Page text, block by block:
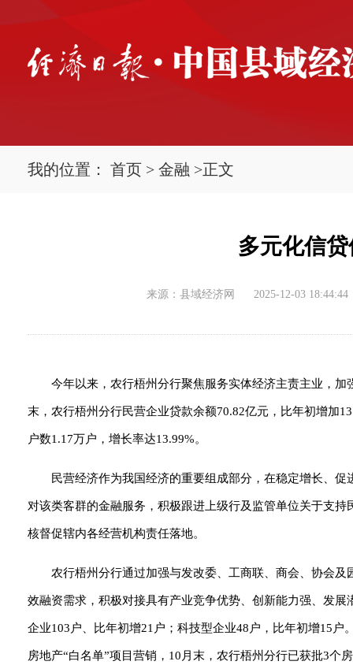
我的位置： 首页 > 金融 >正文
多元化信
来源：县域经济网 2025-12-03 18:44:44
今年以来，农行梧州分行聚焦服务实体经济主责主业，
末，农行梧州分行民营企业贷款余额70.82亿元，比年初增加
户数1.17万户，增长率达13.99%。
民营经济作为我国经济的重要组成部分，在稳定增长、
对该类客群的金融服务，积极跟进上级行及监管单位关于支
核督促辖内各经营机构责任落地。
农行梧州分行通过加强与发改委、工商联、商会、协会
效融资需求，积极对接具有产业竞争优势、创新能力强、发
企业103户、比年初增21户；科技型企业48户，比年初增15
房地产“白名单”项目营销，10月末，农行梧州分行已获批3个